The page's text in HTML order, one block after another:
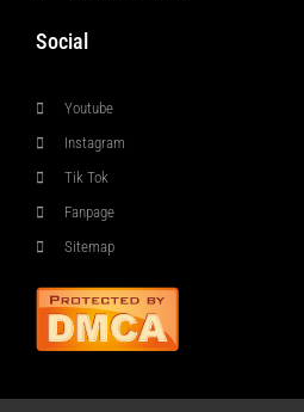
Social
Youtube
Instagram
Tik Tok
Fanpage
Sitemap